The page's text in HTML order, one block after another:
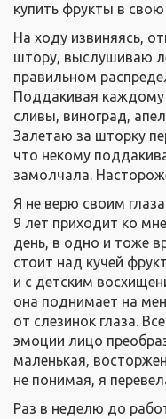
купить фрукты в
На ходу извиняясь,
штору, выслушиваю
правильном
Поддакивая каждому
сливы, виноград,
Залетаю за шторку
что некому
замолчала.
Я не верю своим
9 лет приходит ко
день, в одно и тоже
стоит над кучей
и с детским
она поднимает на
от слезинок глаза.
эмоции лицо
маленькая,
не понимая, я
Раз в неделю до